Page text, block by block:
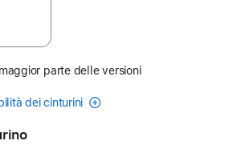
parte delle versioni
dei cinturini